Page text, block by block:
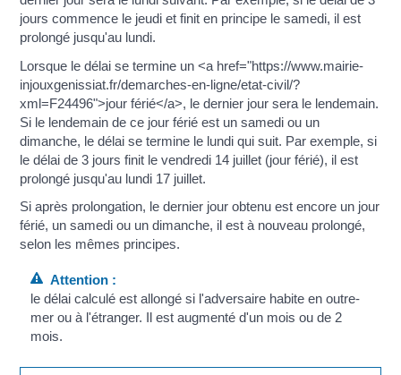
jours commence le jeudi et finit en principe le samedi, il est
prolongé jusqu'au lundi.
Lorsque le délai se termine un <a href="https://www.mairie-
injouxgenissiat.fr/demarches-en-ligne/etat-civil/?
xml=F24496">jour férié</a>, le dernier jour sera le lendemain.
Si le lendemain de ce jour férié est un samedi ou un
dimanche, le délai se termine le lundi qui suit. Par exemple, si
le délai de 3 jours finit le vendredi 14 juillet (jour férié), il est
prolongé jusqu'au lundi 17 juillet.
Si après prolongation, le dernier jour obtenu est encore un jour
férié, un samedi ou un dimanche, il est à nouveau prolongé,
selon les mêmes principes.
Attention :
le délai calculé est allongé si l'adversaire habite en outre-
mer ou à l'étranger. Il est augmenté d'un mois ou de 2
mois.